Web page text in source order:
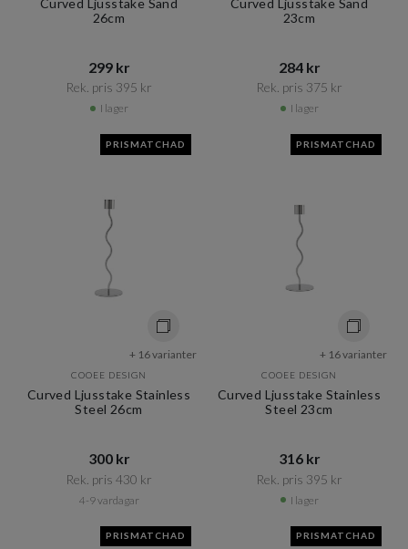
Curved Ljusstake Sand
26cm
299 kr​​
Rek. pris 395 kr​​
I lager
Curved Ljusstake Sand
23cm
284 kr​​
Rek. pris 375 kr​​
I lager
PRISMATCHAD
+ 16 varianter
COOEE DESIGN
Curved Ljusstake Stainless
Steel 26cm
300 kr​​
Rek. pris 430 kr​​
4-9 vardagar
PRISMATCHAD
+ 16 varianter
COOEE DESIGN
Curved Ljusstake Stainless
Steel 23cm
316 kr​​
Rek. pris 395 kr​​
I lager
PRISMATCHAD PRISMATCHAD